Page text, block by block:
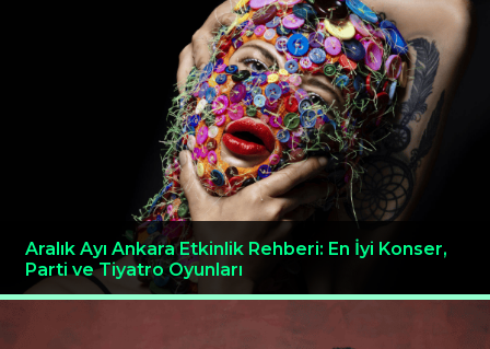
Aralık Ayı Ankara Etkinlik Rehberi: En İyi Konser,
Parti ve Tiyatro Oyunları